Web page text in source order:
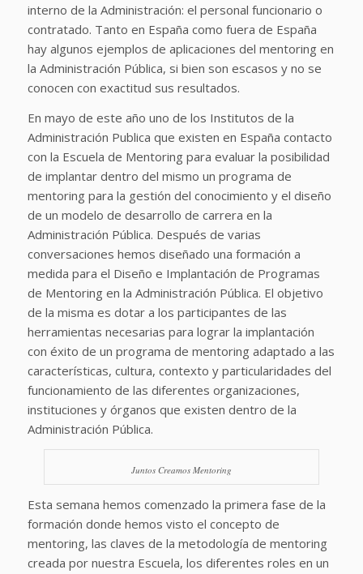
interno de la Administración: el personal funcionario o
contratado. Tanto en España como fuera de España
hay algunos ejemplos de aplicaciones del mentoring en
la Administración Pública, si bien son escasos y no se
conocen con exactitud sus resultados.
En mayo de este año uno de los Institutos de la
Administración Publica que existen en España contacto
con la Escuela de Mentoring para evaluar la posibilidad
de implantar dentro del mismo un programa de
mentoring para la gestión del conocimiento y el diseño
de un modelo de desarrollo de carrera en la
Administración Pública. Después de varias
conversaciones hemos diseñado una formación a
medida para el Diseño e Implantación de Programas
de Mentoring en la Administración Pública. El objetivo
de la misma es dotar a los participantes de las
herramientas necesarias para lograr la implantación
con éxito de un programa de mentoring adaptado a las
características, cultura, contexto y particularidades del
funcionamiento de las diferentes organizaciones,
instituciones y órganos que existen dentro de la
Administración Pública.
Juntos Creamos Mentoring
Esta semana hemos comenzado la primera fase de la
formación donde hemos visto el concepto de
mentoring, las claves de la metodología de mentoring
creada por nuestra Escuela, los diferentes roles en un